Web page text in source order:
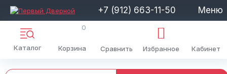
+7 (912) 663-11-50 Меню
Каталог
0
Корзина Сравнить Избранное Кабинет